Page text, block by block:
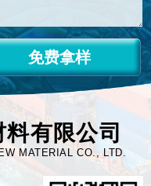
免费拿样
有限公司
MATERIAL CO., LTD.